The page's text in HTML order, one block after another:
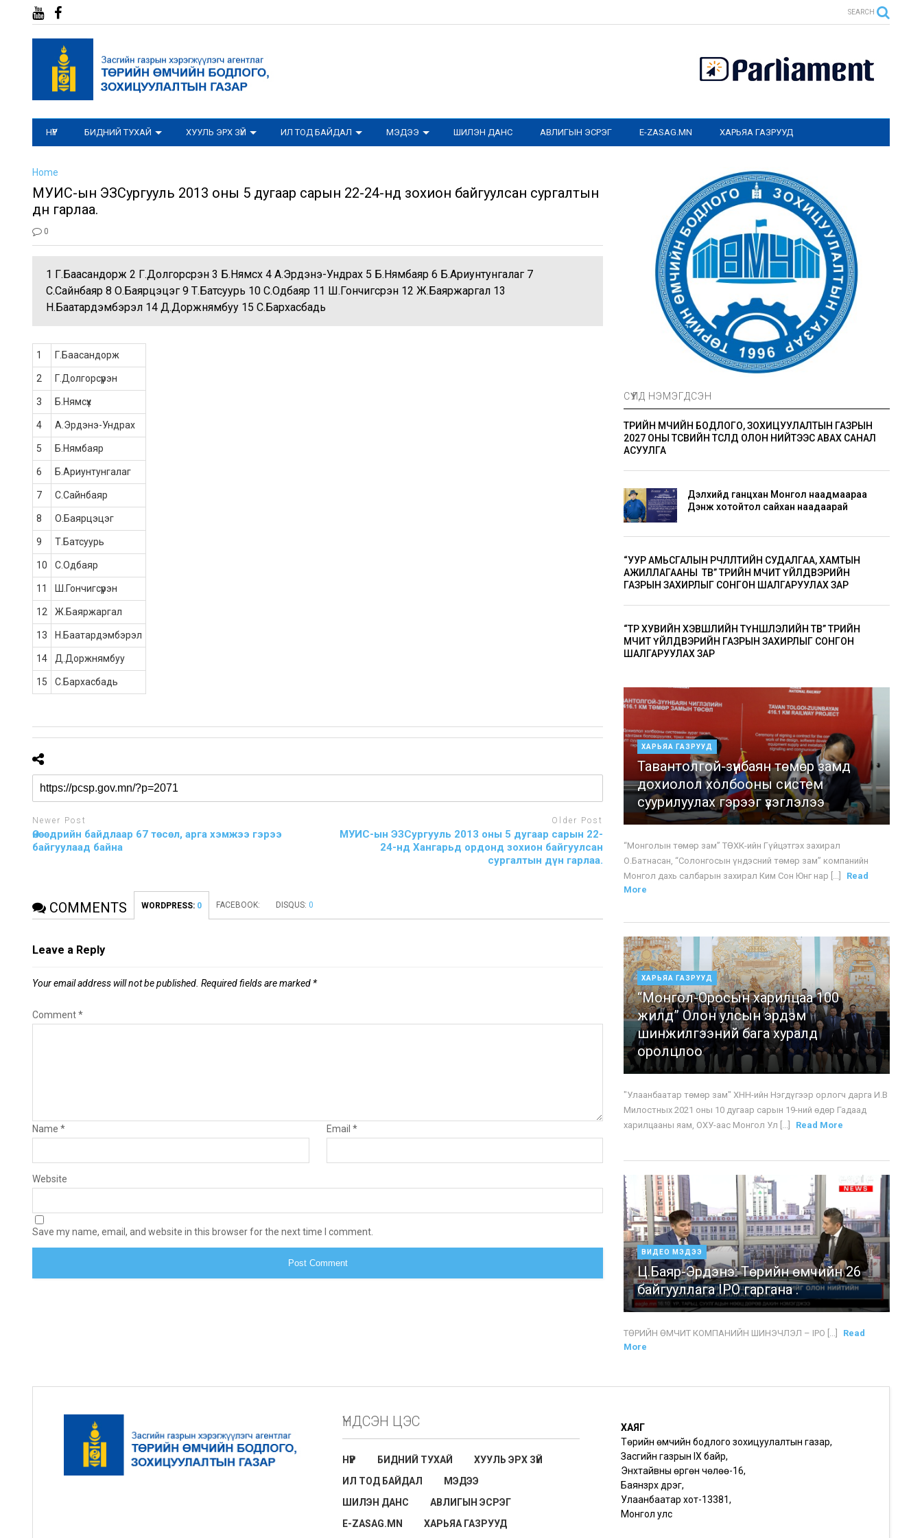
SEARCH
НҮҮР БИДНИЙ ТУХАЙ ХУУЛЬ ЭРХ ЗҮЙ ИЛ ТОД БАЙДАЛ МЭДЭЭ ШИЛЭН ДАНС АВЛИГЫН ЭСРЭГ E-ZASAG.MN ХАРЬЯА ГАЗРУУД
Home
МУИС-ын ЭЗСургууль 2013 оны 5 дугаар сарын 22-24-нд зохион байгуулсан сургалтын
дүн гарлаа.
0
1 Г.Баасандорж 2 Г.Долгорсүрэн 3 Б.Нямсүх 4 А.Эрдэнэ-Ундрах 5 Б.Нямбаяр 6 Б.Ариунтунгалаг 7
С.Сайнбаяр 8 О.Баярцэцэг 9 Т.Батсуурь 10 С.Одбаяр 11 Ш.Гончигсүрэн 12 Ж.Баяржаргал 13
Н.Баатардэмбэрэл 14 Д.Доржнямбуу 15 С.Бархасбадь
1 Г.Баасандорж
2 Г.Долгорсүрэн
3 Б.Нямсүх
4 А.Эрдэнэ-Ундрах
5 Б.Нямбаяр
6 Б.Ариунтунгалаг
7 С.Сайнбаяр
8 О.Баярцэцэг
9 Т.Батсуурь
10 С.Одбаяр
11 Ш.Гончигсүрэн
12 Ж.Баяржаргал
13 Н.Баатардэмбэрэл
14 Д.Доржнямбуу
15 С.Бархасбадь
Newer Post
Өнөөдрийн байдлаар 67 төсөл, арга хэмжээ гэрээ
байгуулаад байна
Older Post
МУИС-ын ЭЗСургууль 2013 оны 5 дугаар сарын 22-
24-нд Хангарьд ордонд зохион байгуулсан
сургалтын дүн гарлаа.
COMMENTS WORDPRESS: 0 FACEBOOK: DISQUS: 0
Leave a Reply
Your email address will not be published. Required fields are marked *
Comment*
Name* Email *
Website
Save my name, email, and website in this browser for the next time I comment.
СҮҮЛД НЭМЭГДСЭН
ТӨРИЙН ӨМЧИЙН БОДЛОГО, ЗОХИЦУУЛАЛТЫН ГАЗРЫН
2027 ОНЫ ТӨСВИЙН ТӨСӨЛД ОЛОН НИЙТЭЭС АВАХ САНАЛ
АСУУЛГА
Дэлхийд ганцхан Монгол наадмаараа
Дэнж хотойтол сайхан наадаарай
“УУР АМЬСГАЛЫН ӨӨРЧЛӨЛТИЙН СУДАЛГАА, ХАМТЫН
АЖИЛЛАГААНЫ ТӨВ” ТӨРИЙН ӨМЧИТ ҮЙЛДВЭРИЙН
ГАЗРЫН ЗАХИРЛЫГ СОНГОН ШАЛГАРУУЛАХ ЗАР
“ТӨР ХУВИЙН ХЭВШЛИЙН ТҮНШЛЭЛИЙН ТӨВ” ТӨРИЙН
ӨМЧИТ ҮЙЛДВЭРИЙН ГАЗРЫН ЗАХИРЛЫГ СОНГОН
ШАЛГАРУУЛАХ ЗАР
ХАРЬЯА ГАЗРУУД
Тавантолгой-зүүнбаян төмөр замд
дохиолол холбооны систем
суурилуулах гэрээг үзэглэлээ
“Монголын төмөр зам” ТӨХК-ийн Гүйцэтгэх захирал
О.Батнасан, “Солонгосын үндэсний төмөр зам” компанийн
Монгол дахь салбарын захирал Ким Сон Юнг нар [...]
Read
More
ХАРЬЯА ГАЗРУУД
“Монгол-Оросын харилцаа 100
жилд” Олон улсын эрдэм
шинжилгээний бага хуралд
оролцлоо
"Улаанбаатар төмөр зам" ХНН-ийн Нэгдүгээр орлогч дарга И.В
Милостных 2021 оны 10 дугаар сарын 19-ний өдөр Гадаад
харилцааны яам, ОХУ-аас Монгол Ул [...]
Read More
ВИДЕО МЭДЭЭ
Ц.Баяр-Эрдэнэ: Төрийн өмчийн 26
байгууллага IPO гаргана .
ТӨРИЙН ӨМЧИТ КОМПАНИЙН ШИНЭЧЛЭЛ – IPO [...]
Read
More
ҮНДСЭН ЦЭС
НҮҮР БИДНИЙ ТУХАЙ
ХУУЛЬ ЭРХ ЗҮЙ
ИЛ ТОД БАЙДАЛ
МЭДЭЭ
ШИЛЭН ДАНС
АВЛИГЫН ЭСРЭГ
E-ZASAG.MN
ХАРЬЯА ГАЗРУУД
ХАЯГ
Төрийн өмчийн бодлого зохицуулалтын газар,
Засгийн газрын IX байр,
Энхтайвны өргөн чөлөө-16,
Баянзүрх дүүрэг,
Улаанбаатар хот-13381,
Монгол улс